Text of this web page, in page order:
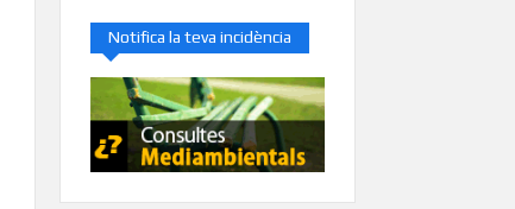
Notifica la teva incidència